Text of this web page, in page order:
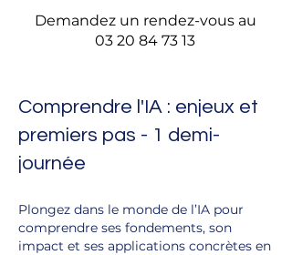
Demandez un rendez-vous au
03 20 84 73 13
Comprendre l'IA : enjeux et
premiers pas - 1 demi-
journée
Plongez dans le monde de l’IA pour
comprendre ses fondements, son
impact et ses applications concrètes en